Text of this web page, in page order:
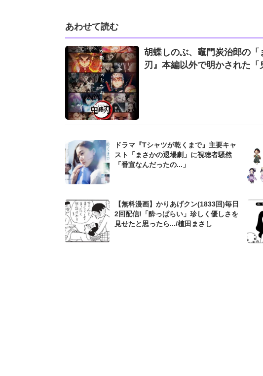
あわせて読む
胡蝶しのぶ、竈門炭治郎の
刃』本編以外で明かされた「
ドラマ『Tシャツが乾くまで』主要キャ
スト「まさかの退場劇」に視聴者騒然
「番宣なんだったの...」
【無料漫画】かりあげクン(1833回)毎日
2回配信!「酔っぱらい」珍しく優しさを
見せたと思ったら.../植田まさし